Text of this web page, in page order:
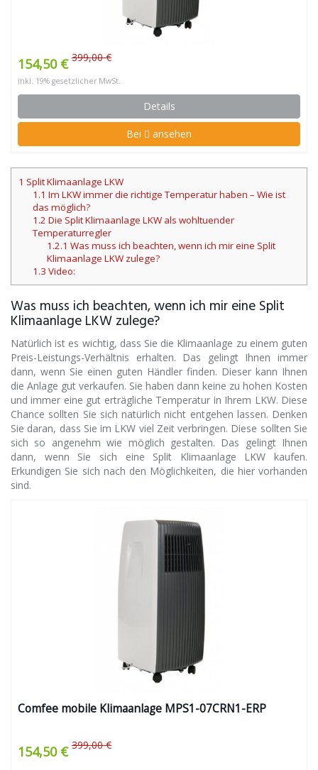
154,50 € 399,00 €
inkl. 19% gesetzlicher MwSt.
Details
Bei ansehen
1 Split Klimaanlage LKW
1.1 Im LKW immer die richtige Temperatur haben – Wie ist
das möglich?
1.2 Die Split Klimaanlage LKW als wohltuender
Temperaturregler
1.2.1 Was muss ich beachten, wenn ich mir eine Split
Klimaanlage LKW zulege?
1.3 Video:
Was muss ich beachten, wenn ich mir eine Split
Klimaanlage LKW zulege?
Natürlich ist es wichtig, dass Sie die Klimaanlage zu einem guten
Preis-Leistungs-Verhältnis erhalten. Das gelingt Ihnen immer
dann, wenn Sie einen guten Händler finden. Dieser kann Ihnen
die Anlage gut verkaufen. Sie haben dann keine zu hohen Kosten
und immer eine gut erträgliche Temperatur in Ihrem LKW. Diese
Chance sollten Sie sich natürlich nicht entgehen lassen. Denken
Sie daran, dass Sie im LKW viel Zeit verbringen. Diese sollten Sie
sich so angenehm wie möglich gestalten. Das gelingt Ihnen
dann, wenn Sie sich eine Split Klimaanlage LKW kaufen.
Erkundigen Sie sich nach den Möglichkeiten, die hier vorhanden
sind.
Comfee mobile Klimaanlage MPS1-07CRN1-ERP
154,50 € 399,00 €